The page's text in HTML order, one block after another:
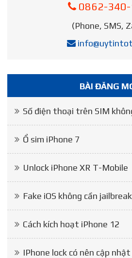
0862-340-
(Phone, SMS,
BÀI ĐĂNG
Số điện thoại trên SIM
Ổ sim iPhone 7
Unlock iPhone XR T-Mobile
Fake iOS không cần jailbreak
Cách kích hoạt iPhone 12
IPhone lock có nên cập nhật